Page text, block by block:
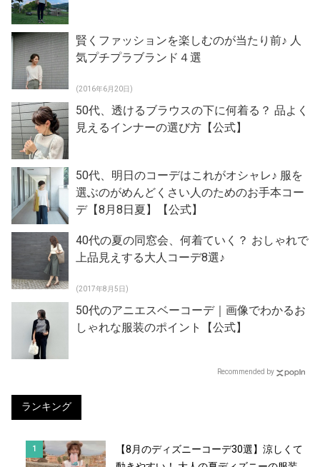
賢くファッションを楽しむのが当たり前♪ 人
気プチプラブランド４選
(2016年6月20日)
50代、透けるブラウスの下に何着る？ 品よく
見えるインナーの選び方【公式】
50代、明日のコーデはこれがオシャレ♪ 服を
選ぶのがめんどくさい人のためのお手本コー
デ【8月8日夏】【公式】
40代の夏の同窓会、何着ていく？ おしゃれで
上品見えする大人コーデ8選♪
(2017年8月5日)
50代のアニエスベーコーデ｜画像でわかるお
しゃれな服装のポイント【公式】
Recommended by
ランキング
【8月のディズニーコーデ30選】涼しくて